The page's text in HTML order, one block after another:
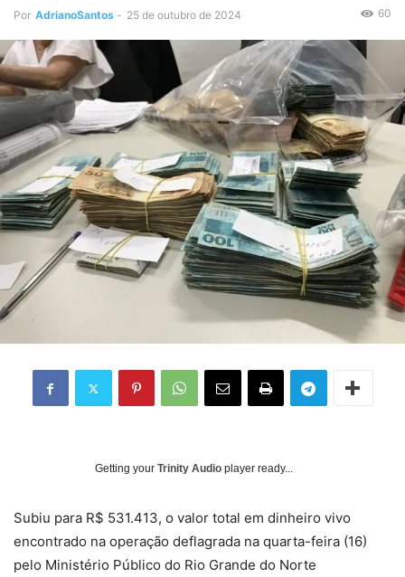
Por AdrianoSantos - 25 de outubro de 2024 60
Getting your Trinity Audio player ready...
Subiu para R$ 531.413, o valor total em dinheiro vivo
encontrado na operação deflagrada na quarta-feira (16)
pelo Ministério Público do Rio Grande do Norte